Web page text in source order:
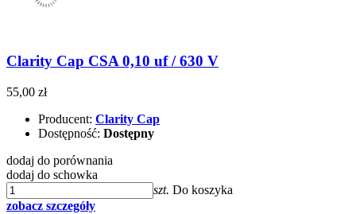
Clarity Cap CSA 0,10 uf / 630 V
55,00 zł
Producent: Clarity Cap
Dostępność: Dostępny
dodaj do porównania
dodaj do schowka
szt. Do koszyka
zobacz szczegóły